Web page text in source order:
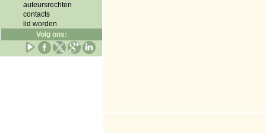
auteursrechten
contacts
lid worden
Volg ons: